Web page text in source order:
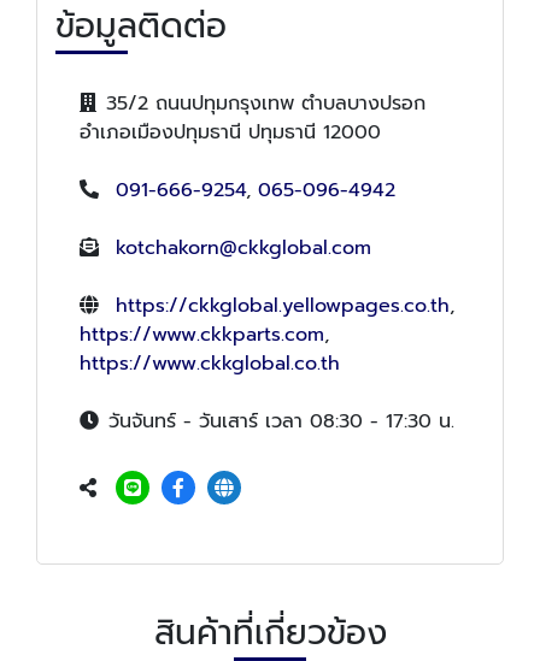
ข้อมูลติดต่อ
35/2 ถนนปทุมกรุงเทพ ตำบลบางปรอก
อำเภอเมืองปทุมธานี ปทุมธานี 12000
091-666-9254, 065-096-4942
kotchakorn@ckkglobal.com
https://ckkglobal.yellowpages.co.th,
https://www.ckkparts.com,
https://www.ckkglobal.co.th
วันจันทร์ - วันเสาร์ เวลา 08:30 - 17:30 น.
สินค้าที่เกี่ยวข้อง